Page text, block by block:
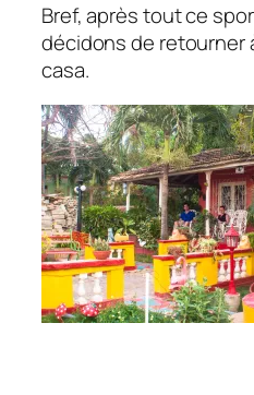
Bref, après tout ce
décidons de retourner
casa.